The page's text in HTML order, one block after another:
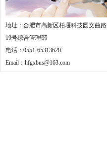
地址：合肥市高新区柏堰科技园文曲路
19号综合管理部
电话：0551-65313620
Email：hfgxbus@163.com